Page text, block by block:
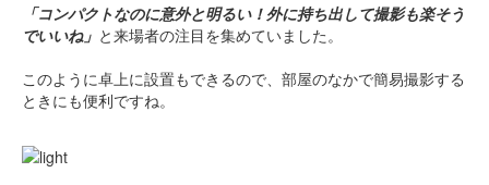
「コンパクトなのに意外と明るい！外に持ち出して撮影も楽そう
でいいね」 と来場者の注目を集めていました。
このように卓上に設置もできるので、部屋のなかで簡易撮影する
ときにも便利ですね。